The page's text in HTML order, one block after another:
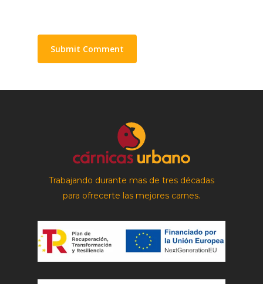
Trabajando durante mas de tres décadas
para ofrecerte las mejores carnes.